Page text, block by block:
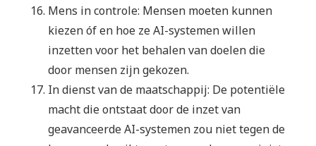
Mens in controle: Mensen moeten kunnen
kiezen óf en hoe ze AI-systemen willen
inzetten voor het behalen van doelen die
door mensen zijn gekozen.
In dienst van de maatschappij: De potentiële
macht die ontstaat door de inzet van
geavanceerde AI-systemen zou niet tegen de